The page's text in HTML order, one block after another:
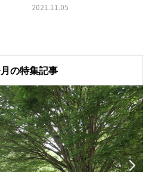
2021.11.05
の特集記事
